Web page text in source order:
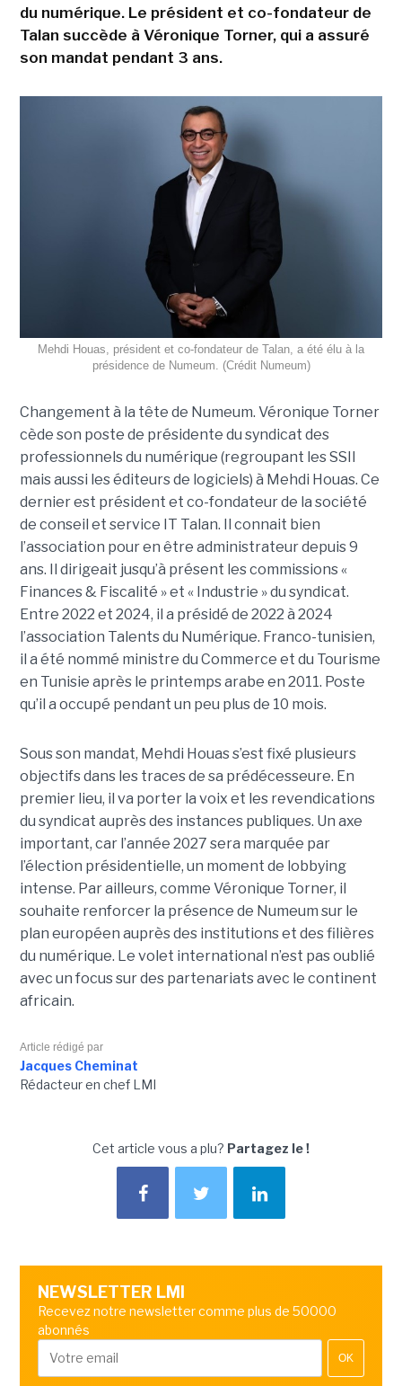
du numérique. Le président et co-fondateur de
Talan succède à Véronique Torner, qui a assuré
son mandat pendant 3 ans.
Mehdi Houas, président et co-fondateur de Talan, a été élu à la
présidence de Numeum. (Crédit Numeum)
Changement à la tête de Numeum. Véronique Torner
cède son poste de présidente du syndicat des
professionnels du numérique (regroupant les SSII
mais aussi les éditeurs de logiciels) à Mehdi Houas. Ce
dernier est président et co-fondateur de la société
de conseil et service IT Talan. Il connait bien
l’association pour en être administrateur depuis 9
ans. Il dirigeait jusqu’à présent les commissions «
Finances & Fiscalité » et « Industrie » du syndicat.
Entre 2022 et 2024, il a présidé de 2022 à 2024
l’association Talents du Numérique. Franco-tunisien,
il a été nommé ministre du Commerce et du Tourisme
en Tunisie après le printemps arabe en 2011. Poste
qu’il a occupé pendant un peu plus de 10 mois.
Sous son mandat, Mehdi Houas s’est fixé plusieurs
objectifs dans les traces de sa prédécesseure. En
premier lieu, il va porter la voix et les revendications
du syndicat auprès des instances publiques. Un axe
important, car l’année 2027 sera marquée par
l’élection présidentielle, un moment de lobbying
intense. Par ailleurs, comme Véronique Torner, il
souhaite renforcer la présence de Numeum sur le
plan européen auprès des institutions et des filières
du numérique. Le volet international n’est pas oublié
avec un focus sur des partenariats avec le continent
africain.
Article rédigé par
Jacques Cheminat
Rédacteur en chef LMI
Cet article vous a plu? Partagez le !
NEWSLETTER LMI
Recevez notre newsletter comme plus de 50000
abonnés
OK